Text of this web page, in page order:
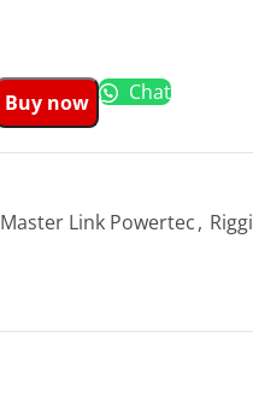
Buy now Chat
Master Link Powertec,